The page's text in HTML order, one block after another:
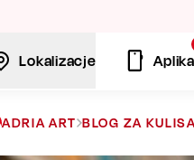
Lokalizacje
ADRIA ART BLOG ZA